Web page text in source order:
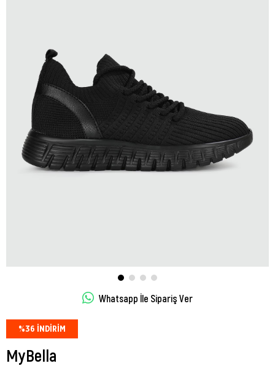
Whatsapp İle Sipariş Ver
%36 İNDIRIM
MyBella